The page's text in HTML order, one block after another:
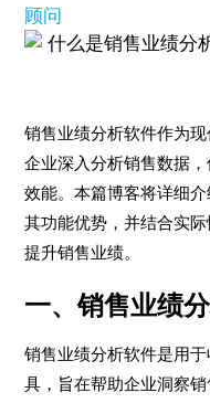
顾问
销售业绩分析软件作为
企业深入分析销售数据
效能。本篇博客将详细
其功能优势，并结合实
提升销售业绩。
一、销售业绩
销售业绩分析软件是用
具，旨在帮助企业洞察